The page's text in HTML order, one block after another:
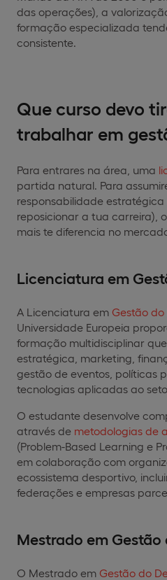
das operações), a
formação especializada
consistente.
Que curso devo
trabalhar em
Para entrares na área, uma
partida natural. Para
responsabilidade
reposicionar a tua carreira), o
mais te diferencia no
Licenciatura em
A Licenciatura em Gestão
Universidade Europeia
formação multidisciplinar
estratégica, marketing,
gestão de eventos, políticas
tecnologias aplicadas ao
O estudante desenvolve
através de metodologias de
(Problem-Based Learning e
em colaboração com
ecossistema desportivo,
federações e empresas
Mestrado em Gestão
O Mestrado em Gestão do